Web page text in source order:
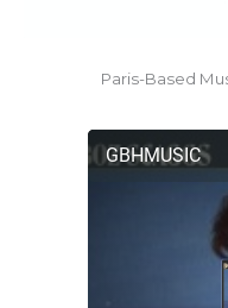
Paris-Based